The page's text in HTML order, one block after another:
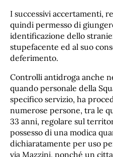
I successivi accertamenti,
quindi permesso di
identificazione dello
stupefacente ed al suo
deferimento.
Controlli antidroga anche
quando personale della
specifico servizio, ha
numerose persone, tra le
33 anni, regolare sul
possesso di una modica
dichiaratamente per uso
via Mazzini, nonché un